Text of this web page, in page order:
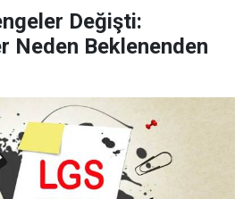
Değişti:
Neden Beklenenden